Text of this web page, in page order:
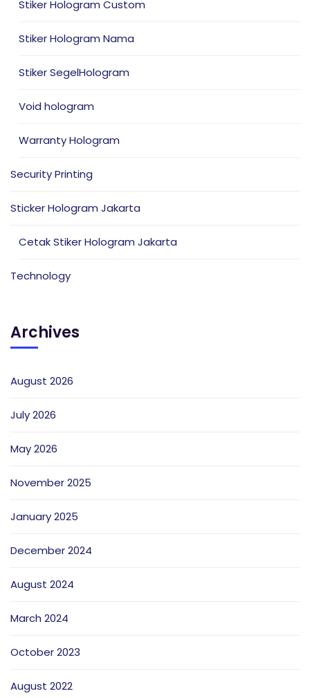
Stiker Hologram Custom
Stiker Hologram Nama
Stiker SegelHologram
Void hologram
Warranty Hologram
Security Printing
Sticker Hologram Jakarta
Cetak Stiker Hologram Jakarta
Technology
Archives
August 2026
July 2026
May 2026
November 2025
January 2025
December 2024
August 2024
March 2024
October 2023
August 2022